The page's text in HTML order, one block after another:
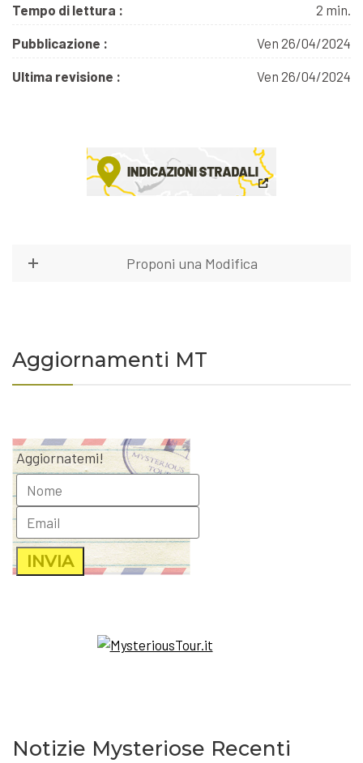
Tempo di lettura : 2 min.
Pubblicazione : Ven 26/04/2024
Ultima revisione : Ven 26/04/2024
Proponi una Modifica
Aggiornamenti MT
Aggiornatemi!
Notizie Mysteriose Recenti